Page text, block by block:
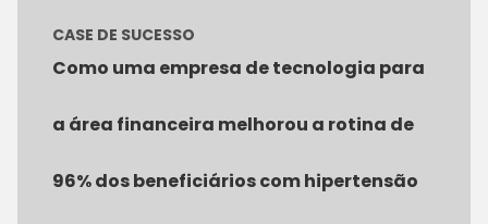
CASE DE SUCESSO
Como uma empresa de tecnologia para
a área financeira melhorou a rotina de
96% dos beneficiários com hipertensão